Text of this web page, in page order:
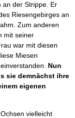
verdienen
an der Strippe. Er
Riesengebirges an
Zum anderen
mit seiner
war mit diesen
Miesen
Nun
sie demnächst ihre
eigenen
vielleicht